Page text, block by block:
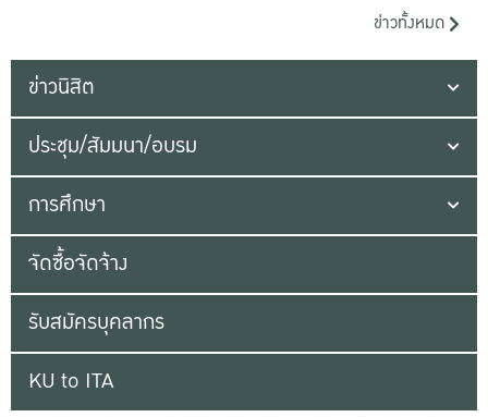
ข่าวทั้งหมด
ข่าวนิสิต
ประชุม/สัมมนา/อบรม
การศึกษา
จัดซื้อจัดจ้าง
รับสมัครบุคลากร
KU to ITA